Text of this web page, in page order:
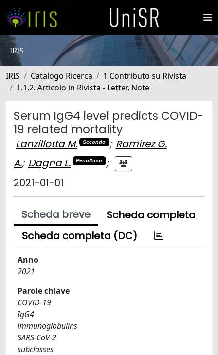
IRIS
IRIS Catalogo Ricerca
1 Contributo su Rivista
1.1.2. Articolo in Rivista - Letter, Note
Serum IgG4 level predicts COVID-
19 related mortality
Lanzillotta M. Secondo ; Ramirez G.
A.; Dagna L. Penultimo
;
2021-01-01
Scheda breve
Scheda completa
Scheda completa (DC)
Anno
2021
Parole chiave
COVID-19
IgG4
immunoglobulins
SARS-CoV-2
subclasses